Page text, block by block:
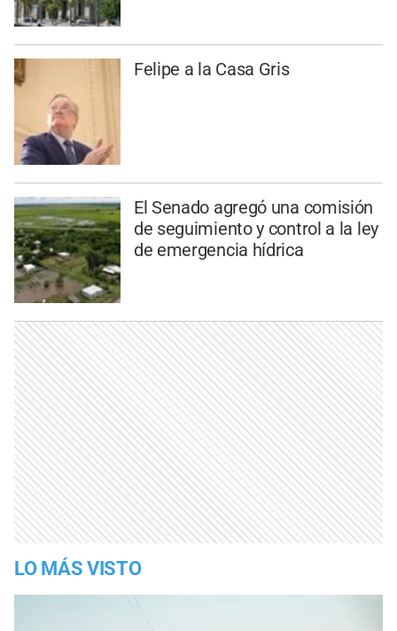
Felipe a la Casa Gris
El Senado agregó una comisión
de seguimiento y control a la ley
de emergencia hídrica
LO MÁS VISTO